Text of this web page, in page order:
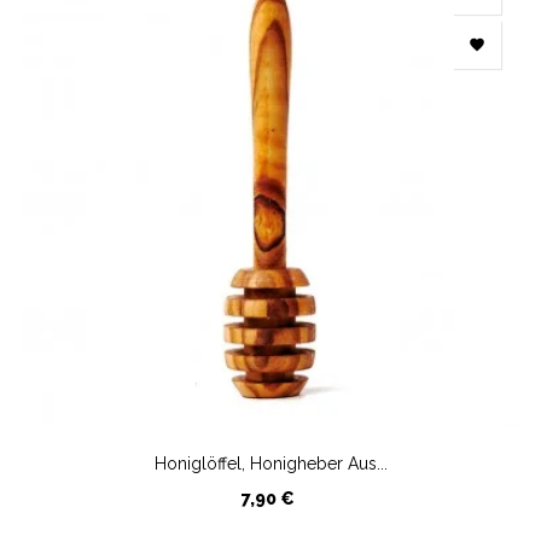

Honiglöffel, Honigheber Aus...
Preis
7,90 €